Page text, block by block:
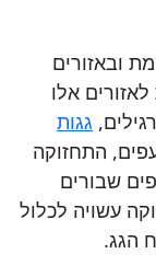
ובאזורים
לאזורים אלו
גגות
התחזוקה
שבורים
עשויה לכלול
הגג.